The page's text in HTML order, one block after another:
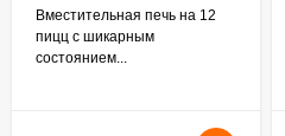
Вместительная печь на 12
пицц с шикарным
состоянием...